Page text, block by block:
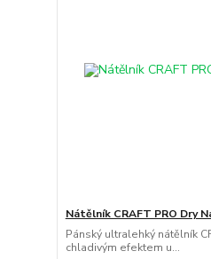
Nátělník CRAFT PRO Dry
Pánský ultralehký nátělník
chladivým efektem u...